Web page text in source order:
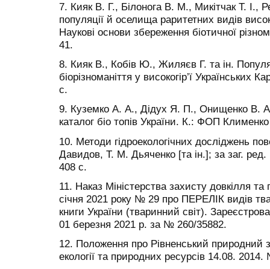
7. Кияк В. Г., Білонога В. М., Микітчак Т. І.,
популяції й оселища раритетних видів
Наукові основи збереження біотичної
41.
8. Кияк В., Кобів Ю., Жиляєв Г. та ін.
біорізноманіття у високогір’ї Українських
с.
9. Куземко А. А., Дідух Я. П., Онищенко В.
каталог біо топів України. К.: ФОП
10. Методи гідроекологічних досліджень
Давидов, Т. М. Дьяченко [та ін.]; за заг.
408 с.
11. Наказ Міністерства захисту довкілля
січня 2021 року № 29 про ПЕРЕЛІК видів
книги України (тваринний світ).
01 березня 2021 р. за № 260/35882.
12. Положення про Рівненський природний
екології та природних ресурсів 14.08.